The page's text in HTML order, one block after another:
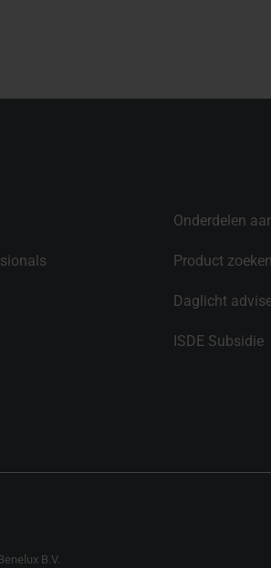
Onderdelen
Product zoeken
Daglicht
ISDE Subsidie
B.V.